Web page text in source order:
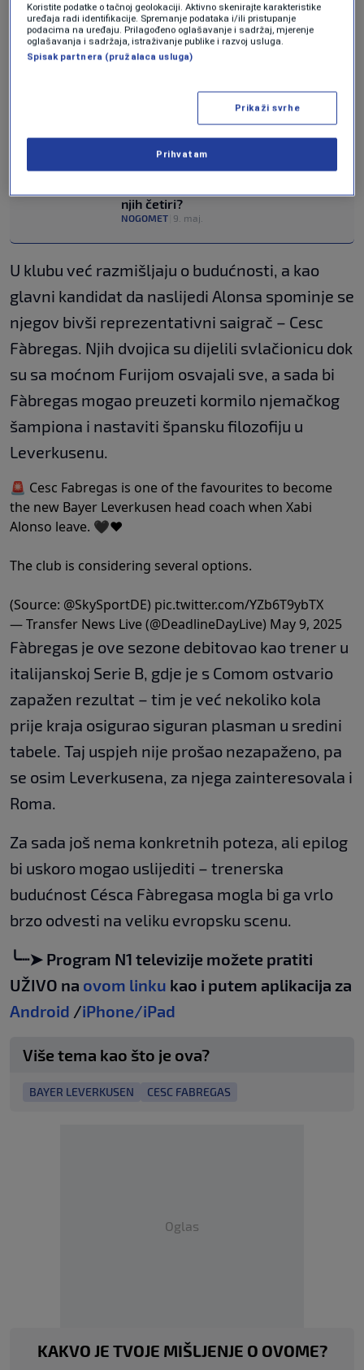
bez evropskog trofeja kojim bi zaokružili
gotovo savršenu godinu.
na saigrača (VIDEO)
NOGOMET | 9. maj.
Ističe ugovor o gradnji hibridnih
njih četiri?
NOGOMET 9. maj.
U klubu već razmišljaju o budućnosti, a kao
glavni kandidat da naslijedi Alonsa spominje se
njegov bivši reprezentativni saigrač – Cesc
Fàbregas. Njih dvojica su dijelili svlačionicu dok
su sa moćnom Furijom osvajali sve, a sada bi
Fàbregas mogao preuzeti kormilo njemačkog
šampiona i nastaviti špansku filozofiju u
Leverkusenu.
🚨 Cesc Fabregas is one of the favourites to become
the new Bayer Leverkusen head coach when Xabi
Alonso leave. 🖤❤️
The club is considering several options.
(Source: @SkySportDE) pic.twitter.com/YZb6T9ybTX
— Transfer News Live (@DeadlineDayLive) May 9, 2025
Fàbregas je ove sezone debitovao kao trener u
italijanskoj Serie B, gdje je s Comom ostvario
zapažen rezultat – tim je već nekoliko kola
prije kraja osigurao siguran plasman u sredini
tabele. Taj uspjeh nije prošao nezapaženo, pa
se osim Leverkusena, za njega zainteresovala i
Roma.
Za sada još nema konkretnih poteza, ali epilog
bi uskoro mogao uslijediti – trenerska
budućnost Césca Fàbregasa mogla bi ga vrlo
brzo odvesti na veliku evropsku scenu.
╰┈➤ Program N1 televizije možete pratiti
UŽIVO na ovom linku kao i putem aplikacija za
Android /iPhone/iPad
Više tema kao što je ova?
BAYER LEVERKUSEN CESC FABREGAS
Oglas
KAKVO JE TVOJE MIŠLJENJE O OVOME?
Koristite podatke o tačnoj geolokaciji. Aktivno skenirajte karakteristike
uređaja radi identifikacije. Spremanje podataka i/ili pristupanje
podacima na uređaju. Prilagođeno oglašavanje i sadržaj, mjerenje
oglašavanja i sadržaja, istraživanje publike i razvoj usluga.
Spisak partnera (pružalaca usluga)
Prikaži svrhe
Prihvatam